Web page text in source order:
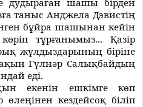
дудыраған шашы бiрден
таныс Анджела Дэвистiң
бұйра шашынан кейiн
тұрғанымыз... Қазiр
жұлдыздарының бiрiне
Гүлнәр Салықбайдың
едi.
екенiн ешкiмге көп
кездейсоқ бiлiп